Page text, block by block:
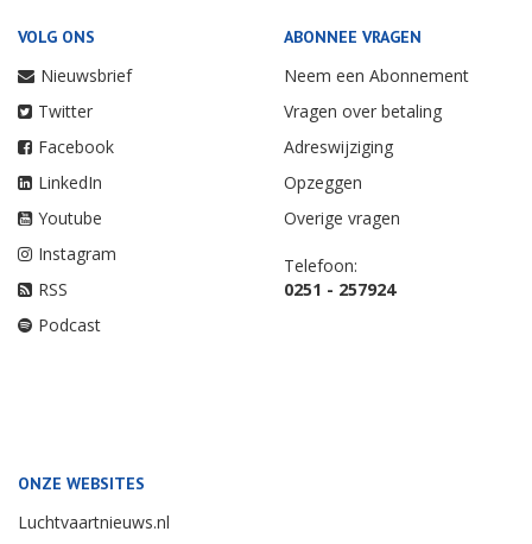
VOLG ONS
Nieuwsbrief
Twitter
Facebook
LinkedIn
Youtube
Instagram
RSS
Podcast
ABONNEE VRAGEN
Neem een Abonnement
Vragen over betaling
Adreswijziging
Opzeggen
Overige vragen
Telefoon:
0251 - 257924
ONZE WEBSITES
Luchtvaartnieuws.nl